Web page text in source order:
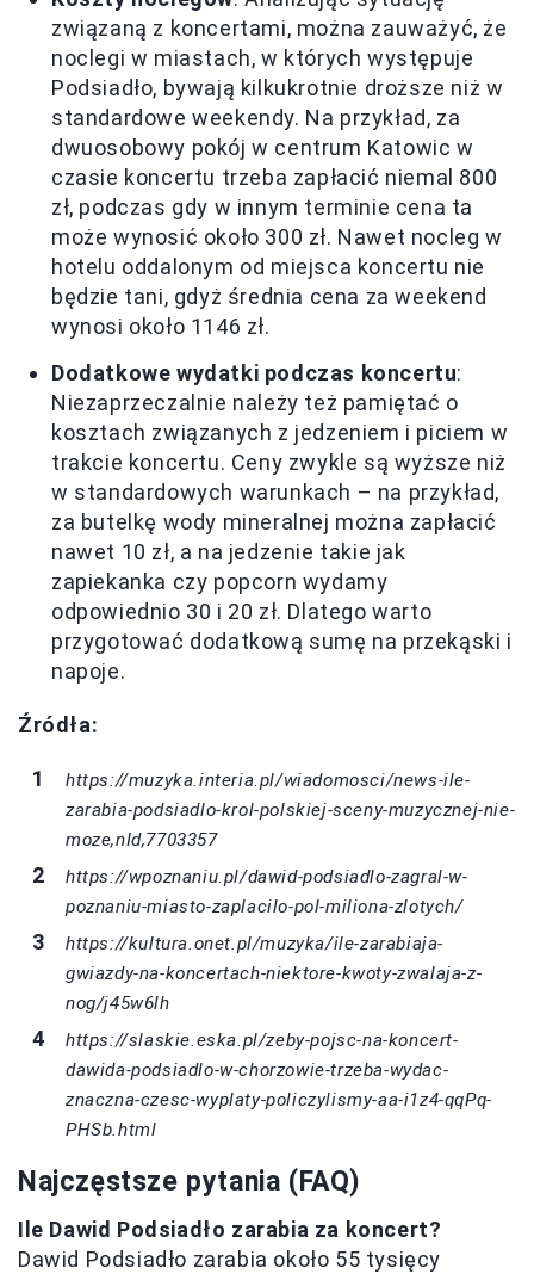
związaną z koncertami, można zauważyć, że
noclegi w miastach, w których występuje
Podsiadło, bywają kilkukrotnie droższe niż w
standardowe weekendy. Na przykład, za
dwuosobowy pokój w centrum Katowic w
czasie koncertu trzeba zapłacić niemal 800
zł, podczas gdy w innym terminie cena ta
może wynosić około 300 zł. Nawet nocleg w
hotelu oddalonym od miejsca koncertu nie
będzie tani, gdyż średnia cena za weekend
wynosi około 1146 zł.
Dodatkowe wydatki podczas koncertu:
Niezaprzeczalnie należy też pamiętać o
kosztach związanych z jedzeniem i piciem w
trakcie koncertu. Ceny zwykle są wyższe niż
w standardowych warunkach – na przykład,
za butelkę wody mineralnej można zapłacić
nawet 10 zł, a na jedzenie takie jak
zapiekanka czy popcorn wydamy
odpowiednio 30 i 20 zł. Dlatego warto
przygotować dodatkową sumę na przekąski i
napoje.
Źródła:
https://muzyka.interia.pl/wiadomosci/news-ile-
zarabia-podsiadlo-krol-polskiej-sceny-muzycznej-nie-
moze,nId,7703357
https://wpoznaniu.pl/dawid-podsiadlo-zagral-w-
poznaniu-miasto-zaplacilo-pol-miliona-zlotych/
https://kultura.onet.pl/muzyka/ile-zarabiaja-
gwiazdy-na-koncertach-niektore-kwoty-zwalaja-z-
nog/j45w6lh
https://slaskie.eska.pl/zeby-pojsc-na-koncert-
dawida-podsiadlo-w-chorzowie-trzeba-wydac-
znaczna-czesc-wyplaty-policzylismy-aa-i1z4-qqPq-
PHSb.html
Najczęstsze pytania (FAQ)
Ile Dawid Podsiadło zarabia za koncert?
Dawid Podsiadło zarabia około 55 tysięcy